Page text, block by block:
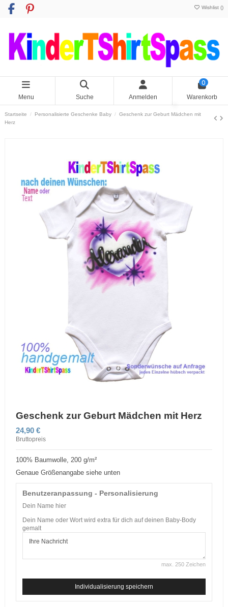
Wishlist ()
Menu Suche Anmelden
0
Warenkorb
Startseite Personalisierte Geschenke Baby
Geschenk zur Geburt Mädchen mit
Herz
Geschenk zur Geburt Mädchen mit Herz
24,90 €
Bruttopreis
100% Baumwolle, 200 g/m²
Genaue Größenangabe siehe unten
Benutzeranpassung - Personalisierung
Dein Name hier
Dein Name oder Wort wird extra für dich auf deinen Baby-Body
gemalt
max. 250 Zeichen
Individualisierung speichern